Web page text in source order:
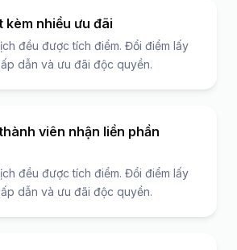
kèm nhiều ưu đãi
đều được tích điểm. Đổi điểm lấy
dẫn và ưu đãi độc quyền.
viên nhận liền phần
đều được tích điểm. Đổi điểm lấy
dẫn và ưu đãi độc quyền.